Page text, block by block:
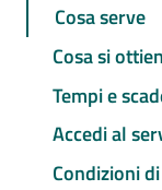
Cosa serve
Cosa si
Tempi e
Accedi al
Condizioni